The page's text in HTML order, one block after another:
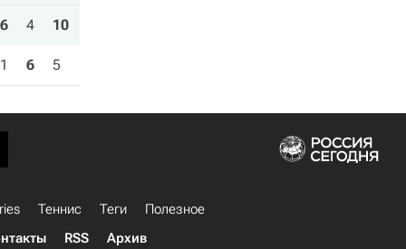
6 4 10
1 6 5
Теннис Теги
Полезное
RSS Архив